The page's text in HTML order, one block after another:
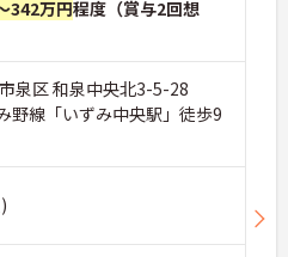
342万円程度（賞与2回想
泉区 和泉中央北3-5-28
野線「いずみ中央駅」徒歩9